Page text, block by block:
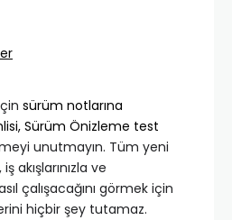
sürüm notlarına
Sürüm Önizleme test
unutmayın. Tüm yeni
akışlarınızla ve
çalışacağını görmek için
hiçbir şey tutamaz.